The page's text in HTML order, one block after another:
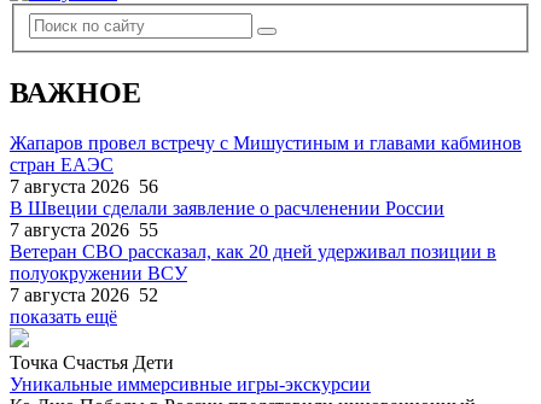
ВАЖНОЕ
Жапаров провел встречу с Мишустиным и главами кабминов
стран ЕАЭС
7 августа 2026 56
В Швеции сделали заявление о расчленении России
7 августа 2026 55
Ветеран СВО рассказал, как 20 дней удерживал позиции в
полуокружении ВСУ
7 августа 2026 52
показать ещё
Точка Счастья Дети
Уникальные иммерсивные игры-экскурсии